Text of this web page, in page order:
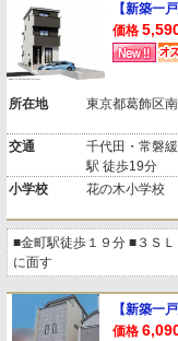
【新築一
価格
所在地 東京都葛飾区
交通
千代田・常磐
駅 徒歩19分
小学校 花の木小学校
■金町駅徒歩１９分 ■３Ｓ
に面す
価格